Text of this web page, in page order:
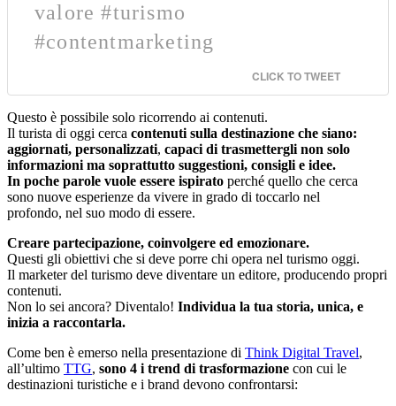
valore #turismo
#contentmarketing
CLICK TO TWEET
Questo è possibile solo ricorrendo ai contenuti.
Il turista di oggi cerca contenuti sulla destinazione che siano:
aggiornati, personalizzati, capaci di trasmettergli non solo
informazioni ma soprattutto suggestioni, consigli e idee.
In poche parole vuole essere ispirato perché quello che cerca
sono nuove esperienze da vivere in grado di toccarlo nel
profondo, nel suo modo di essere.
Creare partecipazione, coinvolgere ed emozionare.
Questi gli obiettivi che si deve porre chi opera nel turismo oggi.
Il marketer del turismo deve diventare un editore, producendo propri
contenuti.
Non lo sei ancora? Diventalo! Individua la tua storia, unica, e
inizia a raccontarla.
Come ben è emerso nella presentazione di Think Digital Travel,
all’ultimo TTG, sono 4 i trend di trasformazione con cui le
destinazioni turistiche e i brand devono confrontarsi: